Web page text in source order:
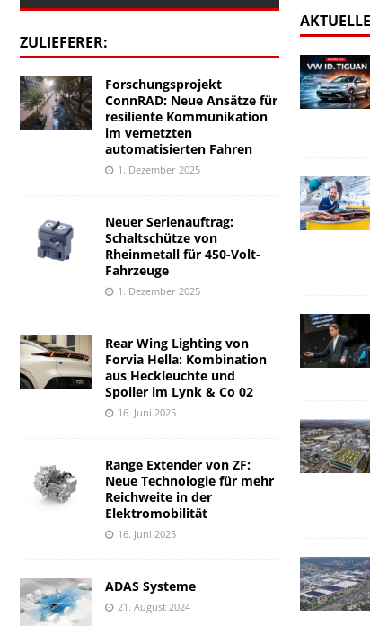
ZULIEFERER:
Forschungsprojekt
ConnRAD: Neue Ansätze für
resiliente Kommunikation
im vernetzten
automatisierten Fahren
1. Dezember 2025
Neuer Serienauftrag:
Schaltschütze von
Rheinmetall für 450-Volt-
Fahrzeuge
1. Dezember 2025
Rear Wing Lighting von
Forvia Hella: Kombination
aus Heckleuchte und
Spoiler im Lynk & Co 02
16. Juni 2025
Range Extender von ZF:
Neue Technologie für mehr
Reichweite in der
Elektromobilität
16. Juni 2025
ADAS Systeme
21. August 2024